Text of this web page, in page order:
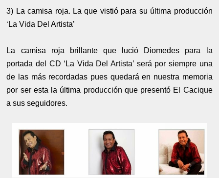
3) La camisa roja. La que vistió para su última producción
‘La Vida Del Artista’
La camisa roja brillante que lució Diomedes para la
portada del CD ‘La Vida Del Artista’ será por siempre una
de las más recordadas pues quedará en nuestra memoria
por ser esta la última producción que presentó El Cacique
a sus seguidores.